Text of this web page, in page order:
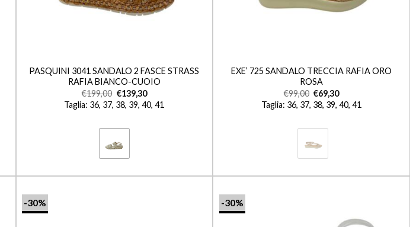
PASQUINI 3041 SANDALO 2 FASCE STRASS
RAFIA BIANCO-CUOIO
€199,00 €139,30
Taglia: 36, 37, 38, 39, 40, 41
EXE’ 725 SANDALO TRECCIA RAFIA ORO
ROSA
€99,00 €69,30
Taglia: 36, 37, 38, 39, 40, 41
-30% -30%